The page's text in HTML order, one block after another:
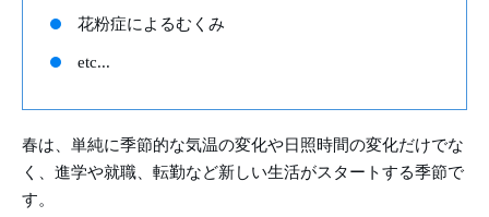
花粉症によるむくみ
etc...
春は、単純に季節的な気温の変化や日照時間の変化だけでな
く、進学や就職、転勤など新しい生活がスタートする季節で
す。